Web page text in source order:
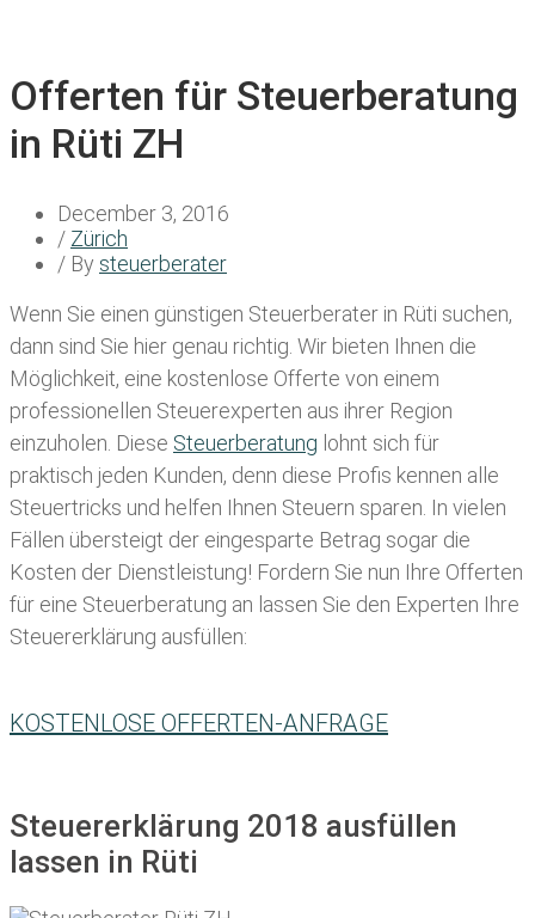
Offerten für Steuerberatung
in Rüti ZH
December 3, 2016
/ Zürich
/ By steuerberater
Wenn Sie einen günstigen Steuerberater in Rüti suchen,
dann sind Sie hier genau richtig. Wir bieten Ihnen die
Möglichkeit, eine kostenlose Offerte von einem
professionellen Steuerexperten aus ihrer Region
einzuholen. Diese Steuerberatung lohnt sich für
praktisch jeden Kunden, denn diese Profis kennen alle
Steuertricks und helfen Ihnen Steuern sparen. In vielen
Fällen übersteigt der eingesparte Betrag sogar die
Kosten der Dienstleistung! Fordern Sie nun Ihre Offerten
für eine Steuerberatung an lassen Sie den Experten Ihre
Steuererklärung ausfüllen:
KOSTENLOSE OFFERTEN-ANFRAGE
Steuererklärung 2018 ausfüllen
lassen in Rüti